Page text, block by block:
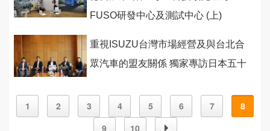
FUSO研發中心及測試中心 (上)
重視ISUZU台灣市場經營及與台北合
眾汽車的盟友關係 獨家專訪日本五十
1 2 3 4 5 6 7
8
9
10